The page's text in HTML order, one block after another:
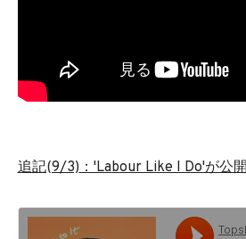
追記(9/3) ：'Labour Like I Do'が公